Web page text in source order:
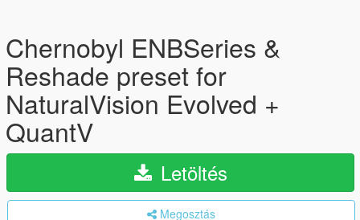
Chernobyl ENBSeries &
Reshade preset for
NaturalVision Evolved +
QuantV
Letöltés
Megosztás